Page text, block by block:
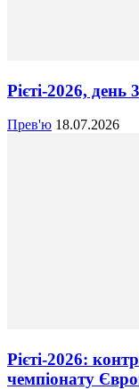
Рієті-2026, день
Прев'ю 18.07.2026
Рієті-2026:
чемпіонату